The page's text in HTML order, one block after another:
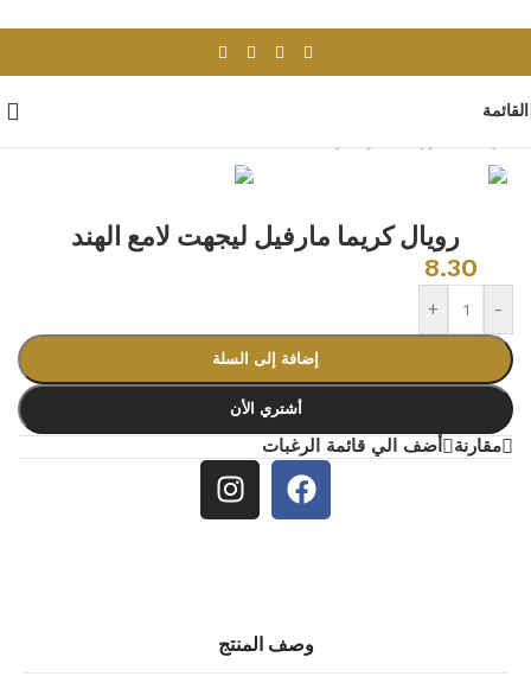
القائمة
رويال كريما مارفيل ليجهت لامع الهند
8.30
-
+
إضافة إلى السلة
أشتري الأن
مقارنة أضف الي قائمة الرغبات
وصف المنتج